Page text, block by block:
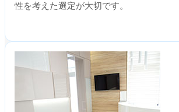
性を考えた選定が大切です。